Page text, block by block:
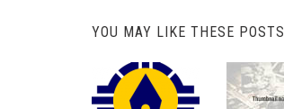
YOU MAY LIKE THESE POSTS